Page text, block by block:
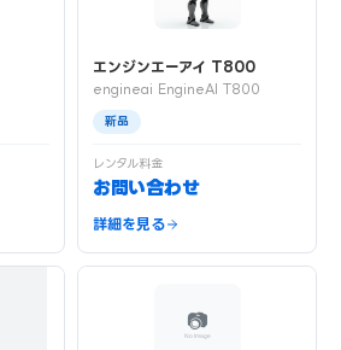
エンジンエーアイ T800
engineai EngineAI T800
新品
レンタル料金
お問い合わせ
詳細を見る